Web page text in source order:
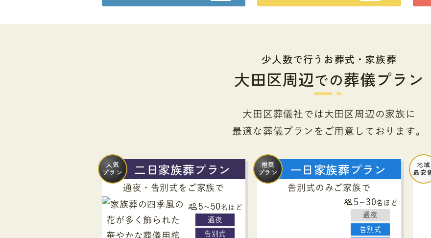
少人数で行うお葬式・家族葬
大田区周辺での葬儀プラン
大田区葬儀社では大田区周辺の家族に
最適な葬儀プランをご用意しております。
人気
プラン
二日家族葬プラン
通夜・告別式をご家族で
5~50 名ほど
通夜
告別式
推奨
プラン
一日家族葬プラン
告別式のみご家族で
5~30名ほど
通夜
告別式
地域
最安